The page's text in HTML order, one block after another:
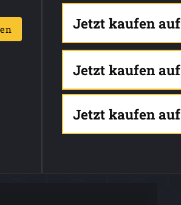
Jetzt kaufen auf
Jetzt kaufen auf
Jetzt kaufen auf